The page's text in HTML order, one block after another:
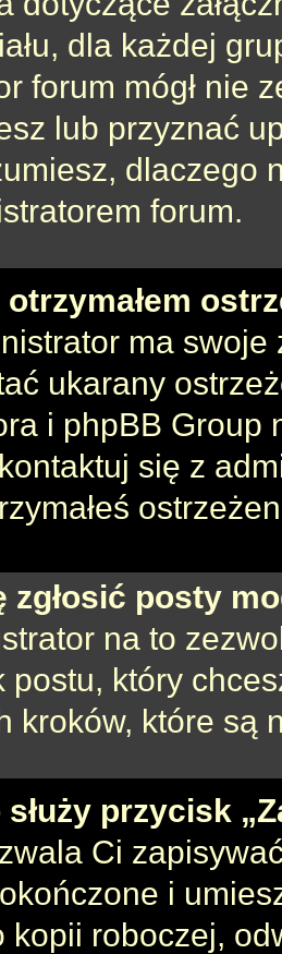
dla każdej
forum mógł nie
lub przyznać
dlaczego
forum.
ma swoje
ukarany
i phpBB Group
się z
zgłosić posty
na to
postu, który
kroków, które są
służy przycisk
Ci
i
kopii roboczej,